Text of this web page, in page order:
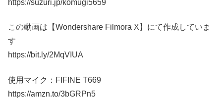
https://suzuri.jp/komugi5659
この動画は【Wondershare Filmora X】にて作成していま
す
https://bit.ly/2MqVIUA
使用マイク：FIFINE T669
https://amzn.to/3bGRPn5